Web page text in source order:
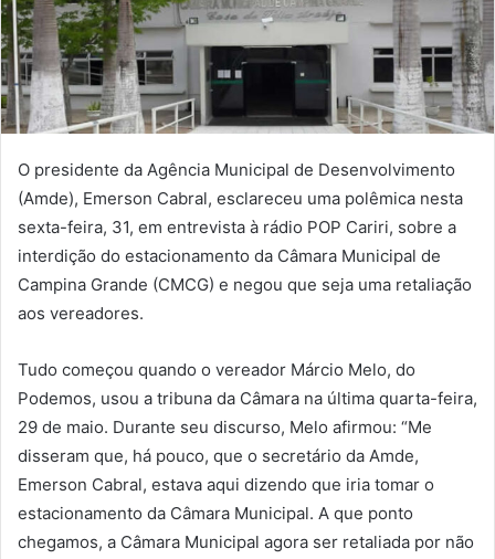
d
u
m
e
-
m
a
i
O presidente da Agência Municipal de Desenvolvimento
(Amde), Emerson Cabral, esclareceu uma polêmica nesta
sexta-feira, 31, em entrevista à rádio POP Cariri, sobre a
interdição do estacionamento da Câmara Municipal de
Campina Grande (CMCG) e negou que seja uma retaliação
aos vereadores.
Tudo começou quando o vereador Márcio Melo, do
Podemos, usou a tribuna da Câmara na última quarta-feira,
29 de maio. Durante seu discurso, Melo afirmou: “Me
disseram que, há pouco, que o secretário da Amde,
Emerson Cabral, estava aqui dizendo que iria tomar o
estacionamento da Câmara Municipal. A que ponto
chegamos, a Câmara Municipal agora ser retaliada por não